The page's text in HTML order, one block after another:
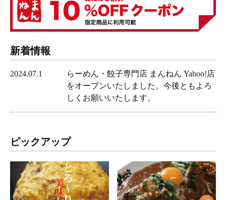
新着情報
2024.07.1
らーめん・餃子専門店 まんねん Yahoo!店
をオープンいたしました。今後ともよろ
しくお願いいたします。
ピックアップ